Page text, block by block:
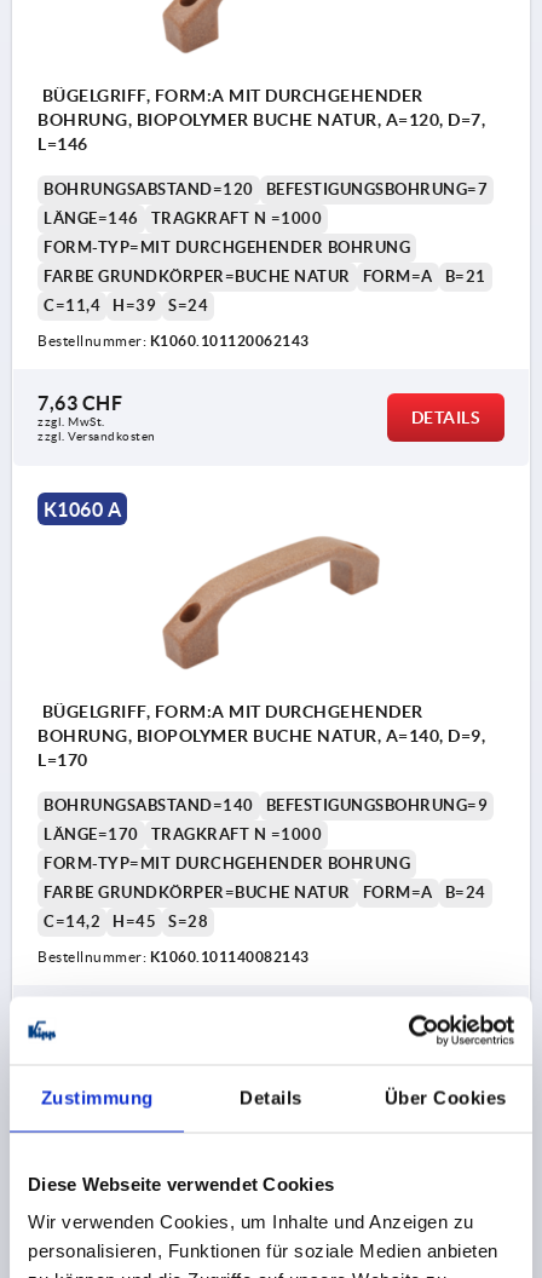
Zustimmung Details Über Cookies
Diese Webseite verwendet Cookies
Wir verwenden Cookies, um Inhalte und Anzeigen zu
personalisieren, Funktionen für soziale Medien anbieten
BÜGELGRIFF, FORM:A MIT DURCHGEHENDER
BOHRUNG, BIOPOLYMER BUCHE NATUR, A=120, D=7,
L=146
BOHRUNGSABSTAND=120
BEFESTIGUNGSBOHRUNG=7
LÄNGE=146
TRAGKRAFT N =1000
FORM-TYP=MIT DURCHGEHENDER BOHRUNG
FARBE GRUNDKÖRPER=BUCHE NATUR
FORM=A
B=21
C=11,4
H=39 S=24
Bestellnummer: K1060.101120062143
7,63 CHF
zzgl. MwSt.
zzgl. Versandkosten
DETAILS
K1060 A
BÜGELGRIFF, FORM:A MIT DURCHGEHENDER
BOHRUNG, BIOPOLYMER BUCHE NATUR, A=140, D=9,
L=170
BOHRUNGSABSTAND=140
BEFESTIGUNGSBOHRUNG=9
LÄNGE=170
TRAGKRAFT N =1000
FORM-TYP=MIT DURCHGEHENDER BOHRUNG
FARBE GRUNDKÖRPER=BUCHE NATUR
FORM=A
B=24
C=14,2
H=45 S=28
Bestellnummer: K1060.101140082143
10,01 CHF
zzgl. MwSt.
DETAILS
K1060 A